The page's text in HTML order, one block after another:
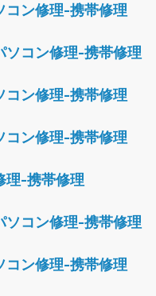
コン修理-携帯修理
ソコン修理-携帯修理
コン修理-携帯修理
コン修理-携帯修理
理-携帯修理
ソコン修理-携帯修理
コン修理-携帯修理